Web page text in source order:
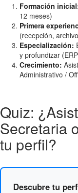
Formación
12 meses)
Primera
(recepción,
Especialización:
y profundizar
Crecimiento:
Administrativo /
Quiz:
Secretaria
tu perfil?
Descubre tu